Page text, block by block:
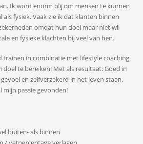
Ik word enorm blij om mensen te kunnen
als fysiek. Vaak zie ik dat klanten binnen
omdat hun doel maar niet wil
en fysieke klachten bij veel van hen.
trainen in combinatie met lifestyle coaching
doel te bereiken! Met als resultaat: Goed in
en zelfverzekerd in het leven staan.
mijn passie gevonden!
buiten- als binnen